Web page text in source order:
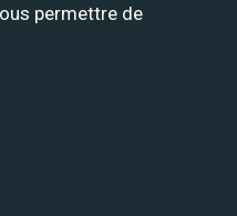
permettre de